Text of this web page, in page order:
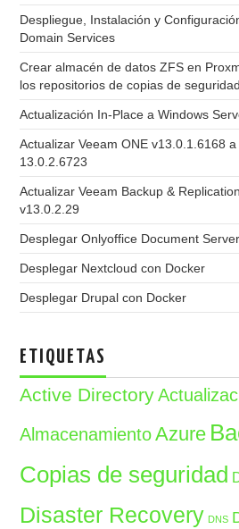
Despliegue, Instalación y
Domain Services
Crear almacén de datos ZFS en
los repositorios de copias de
Actualización In-Place a Windows
Actualizar Veeam ONE v13.0.1.6168
13.0.2.6723
Actualizar Veeam Backup &
v13.0.2.29
Desplegar Onlyoffice Document
Desplegar Nextcloud con Docker
Desplegar Drupal con Docker
ETIQUETAS
Active Directory
Almacenamiento Azure
Copias de seguridad
Disaster Recovery DNS